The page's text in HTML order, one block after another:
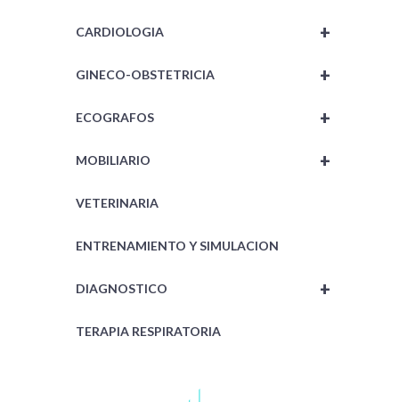
+
CARDIOLOGIA
+
GINECO-OBSTETRICIA
+
ECOGRAFOS
+
MOBILIARIO
VETERINARIA
ENTRENAMIENTO Y SIMULACION
+
DIAGNOSTICO
TERAPIA RESPIRATORIA